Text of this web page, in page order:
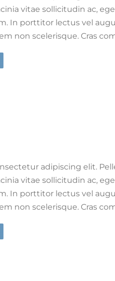
vitae sollicitudin ac,
In porttitor lectus vel
non scelerisque. Cras
adipiscing elit.
vitae sollicitudin ac,
In porttitor lectus vel
non scelerisque. Cras